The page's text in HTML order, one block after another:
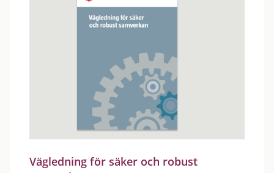
Vägledning för säker och robust